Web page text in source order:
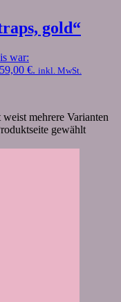
gold“
war:
€. inkl. MwSt.
mehrere Varianten
gewählt